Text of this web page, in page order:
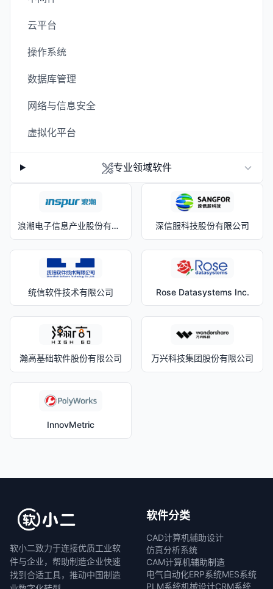
云平台
操作系统
数据库管理
网络与信息安全
虚拟化平台
专业领域软件
浪潮电子信息产业股份有限公司 深信服科技股份有限公司
统信软件技术有限公司 Rose Datasystems Inc.
瀚高基础软件股份有限公司 万兴科技集团股份有限公司
InnovMetric
软小二致力于连接优质工业软
件与企业，帮助制造企业快速
找到合适工具，推动中国制造
软件分类
CAD计算机辅助设计
仿真分析系统
CAM计算机辅助制造
电气自动化ERP系统MES系统
PLM系统机械设计CRM系统